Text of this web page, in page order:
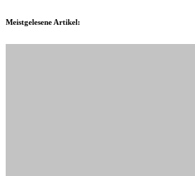
Meistgelesene Artikel: